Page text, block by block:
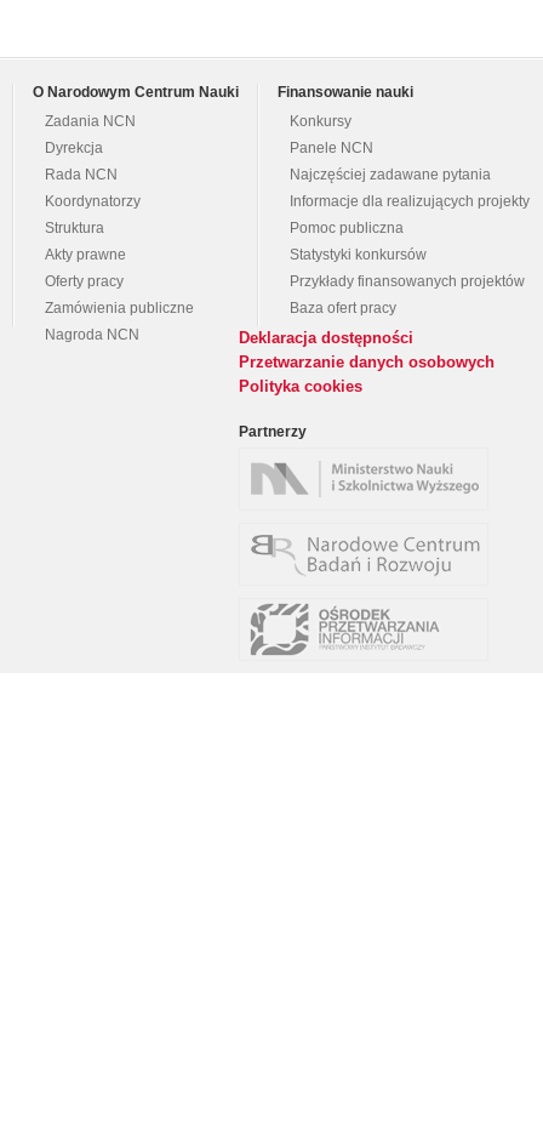
O Narodowym Centrum Nauki
Zadania NCN
Dyrekcja
Rada NCN
Koordynatorzy
Struktura
Akty prawne
Oferty pracy
Zamówienia publiczne
Nagroda NCN
Finansowanie nauki
Konkursy
Panele NCN
Najczęściej zadawane pytania
Informacje dla realizujących projekty
Pomoc publiczna
Statystyki konkursów
Przykłady finansowanych projektów
Baza ofert pracy
Deklaracja dostępności
Przetwarzanie danych osobowych
Polityka cookies
Partnerzy